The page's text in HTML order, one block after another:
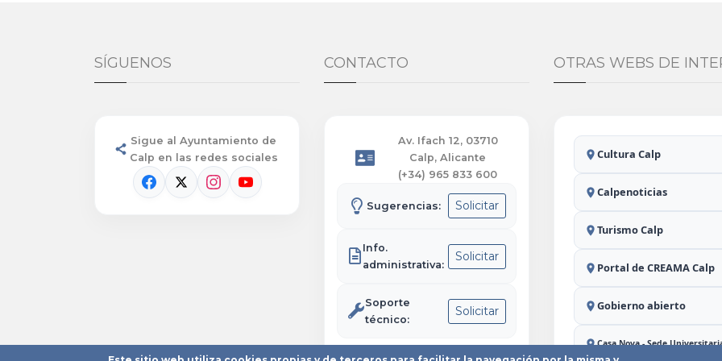
SÍGUENOS
Sigue al Ayuntamiento de
Calp en las redes sociales
CONTACTO
Av. Ifach 12, 03710
Calp, Alicante
(+34) 965 833 600
Sugerencias: Solicitar
Info.
administrativa:
Solicitar
Soporte
técnico:
Solicitar
OTRAS WEBS DE
Cultura Calp
Calpenoticias
Turismo Calp
Portal de CREAMA Calp
Gobierno abierto
Casa Nova - Sede